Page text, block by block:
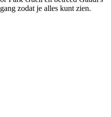
zodat je alles kunt zien.